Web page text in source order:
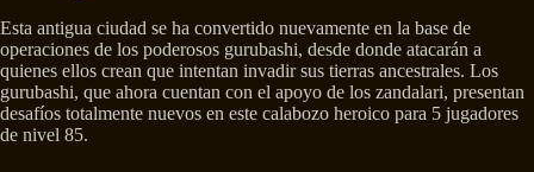
Esta antigua ciudad se ha convertido nuevamente en la base de
operaciones de los poderosos gurubashi, desde donde atacarán a
quienes ellos crean que intentan invadir sus tierras ancestrales. Los
gurubashi, que ahora cuentan con el apoyo de los zandalari, presentan
desafíos totalmente nuevos en este calabozo heroico para 5 jugadores
de nivel 85.